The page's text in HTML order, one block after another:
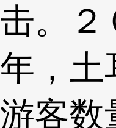
击。２
年，土
游客数